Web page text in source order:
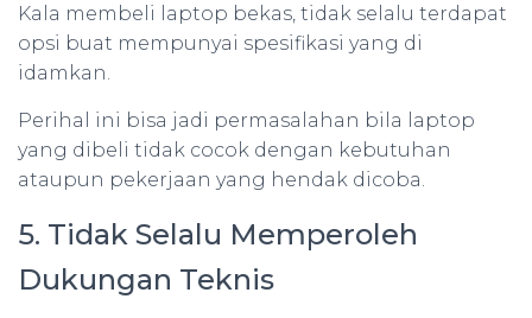
Kala membeli laptop bekas, tidak selalu terdapat
opsi buat mempunyai spesifikasi yang di
idamkan.
Perihal ini bisa jadi permasalahan bila laptop
yang dibeli tidak cocok dengan kebutuhan
ataupun pekerjaan yang hendak dicoba.
5. Tidak Selalu Memperoleh
Dukungan Teknis